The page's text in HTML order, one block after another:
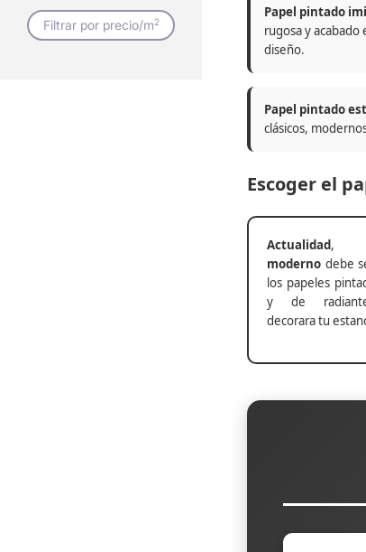
Papel pintado
rugosa y acabado
diseño.
Papel pintado
clásicos,
Escoger el
Actualidad,
moderno debe
los papeles
y de
decorara tu
Filtrar por precio/m2